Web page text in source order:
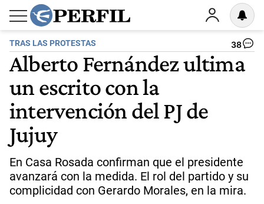
TRAS LAS PROTESTAS 38
Alberto Fernández ultima
un escrito con la
intervención del PJ de
Jujuy
En Casa Rosada confirman que el presidente
avanzará con la medida. El rol del partido y su
complicidad con Gerardo Morales, en la mira.